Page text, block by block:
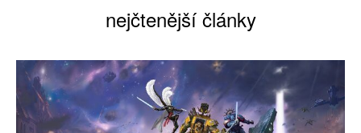
nejčtenější články